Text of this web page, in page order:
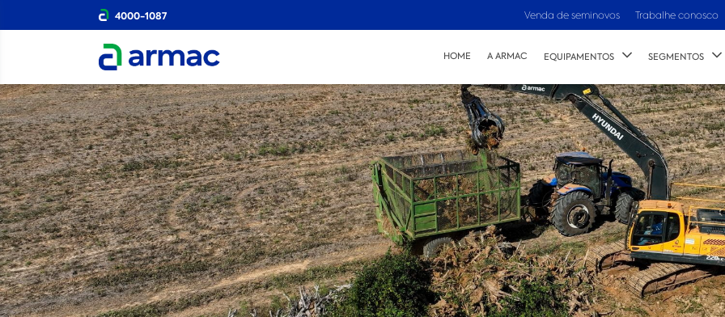
4000-1087 Venda de seminovos Trabalhe conosco
HOME A ARMAC EQUIPAMENTOS SEGMENTOS